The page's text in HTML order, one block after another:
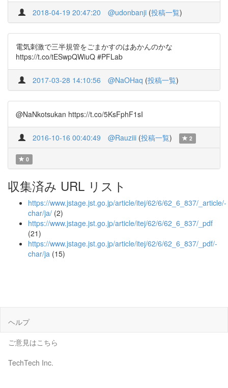
2018-04-19 20:47:20 @udonbanji (投稿一覧)
電気刺激で三半規管をごまかすのはあかんのかな
https://t.co/tESwpQWiuQ #PFLab
2017-03-28 14:10:56 @NaOHaq (投稿一覧)
@NaNkotsukan https://t.co/5KsFphF1sI
2016-10-16 00:40:49 @Rauziii (投稿一覧) 2
0
収集済み URL リスト
https://www.jstage.jst.go.jp/article/itej/62/6/62_6_837/_article/-
char/ja/ (2)
https://www.jstage.jst.go.jp/article/itej/62/6/62_6_837/_pdf
(21)
https://www.jstage.jst.go.jp/article/itej/62/6/62_6_837/_pdf/-
char/ja (15)
ヘルプ
ご意見はこちら
TechTech Inc.